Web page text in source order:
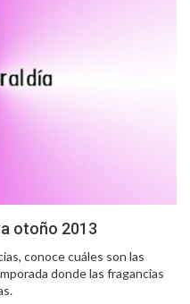
otoño 2013
conoce cuáles son las
donde las fragancias